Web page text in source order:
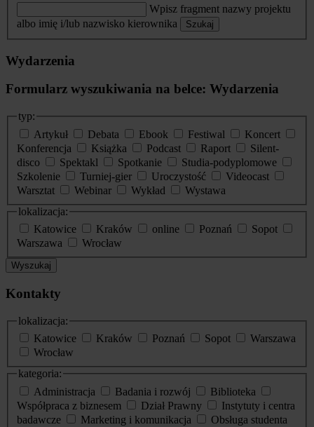
Wpisz fragment nazwy projektu
albo imię i/lub nazwisko kierownika
Szukaj
Wydarzenia
Formularz wyszukiwania na belce: Wydarzenia
typ:
Artykuł
Debata Ebook Festiwal
Koncert
Konferencja
Książka Podcast Raport
Silent-
disco
Spektakl Spotkanie
Studia-podyplomowe
Szkolenie
Turniej-gier Uroczystość
Videocast
Warsztat
Webinar Wykład
Wystawa
lokalizacja:
Katowice
Kraków online Poznań
Sopot
Warszawa
Wrocław
Wyszukaj
Kontakty
lokalizacja:
Katowice
Kraków Poznań Sopot
Warszawa
Wrocław
kategoria:
Administracja
Badania i rozwój
Biblioteka
Współpraca z biznesem
Dział Prawny
Instytuty i centra
badawcze
Marketing i komunikacja
Obsługa studenta